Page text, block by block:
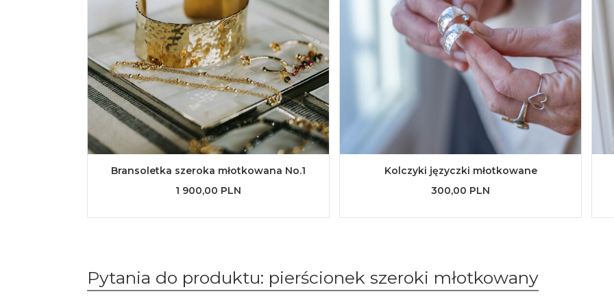
Bransoletka szeroka młotkowana No.1
1 900,00 PLN
Kolczyki języczki młotkowane
300,00 PLN
Pytania do produktu: pierścionek szeroki młotkowany